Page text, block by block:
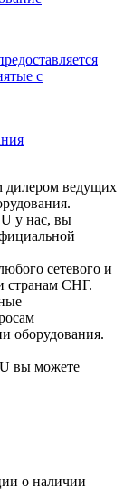
с
дилером ведущих
у нас, вы
сетевого и
странам СНГ.
оборудования.
вы можете
о наличии